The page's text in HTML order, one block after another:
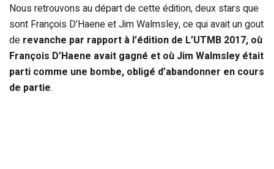
Nous retrouvons au départ de cette édition, deux stars que
sont François D’Haene et Jim Walmsley, ce qui avait un gout
de revanche par rapport à l’édition de L’UTMB 2017, où
François D’Haene avait gagné et où Jim Walmsley était
parti comme une bombe, obligé d’abandonner en cours
de partie.